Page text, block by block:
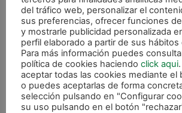
ANTERIOR
Patrocinadores
CALENDARIO DE
del tráfico web, personalizar el
sus preferencias, ofrecer funciones
y mostrarle publicidad personalizada
perfil elaborado a partir de sus
Para más información puedes
política de cookies haciendo click aqui
aceptar todas las cookies mediante el
o puedes aceptarlas de forma
selección pulsando en "Configurar
su uso pulsando en el botón